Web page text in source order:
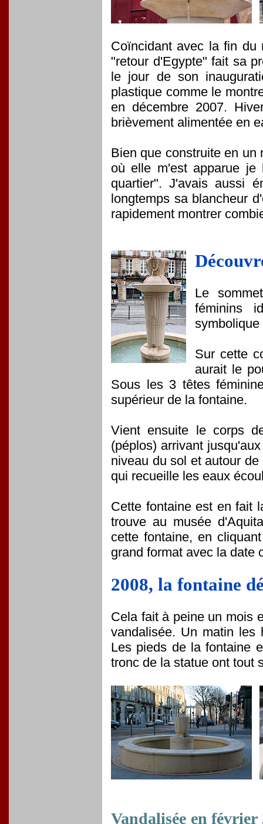
Coïncidant avec la fin du
"retour d'Egypte" fait sa
le jour de son
plastique comme le
en décembre 2007.
brièvement alimentée en
Bien que construite en un
où elle m'est apparue
quartier". J'avais aussi
longtemps sa blancheur
rapidement montrer
Le
féminins
Sur cette
aurait le
Sous les 3 têtes
supérieur de la fontaine.
Vient ensuite le corps
(péplos) arrivant
niveau du sol et autour
qui recueille les eaux
Cette fontaine est en fait
trouve au musée
cette fontaine, en
grand format avec la
2008, la fontaine
Cela fait à peine un mois
vandalisée. Un matin les
Les pieds de la fontaine
tronc de la statue ont tout
Vandalisée en